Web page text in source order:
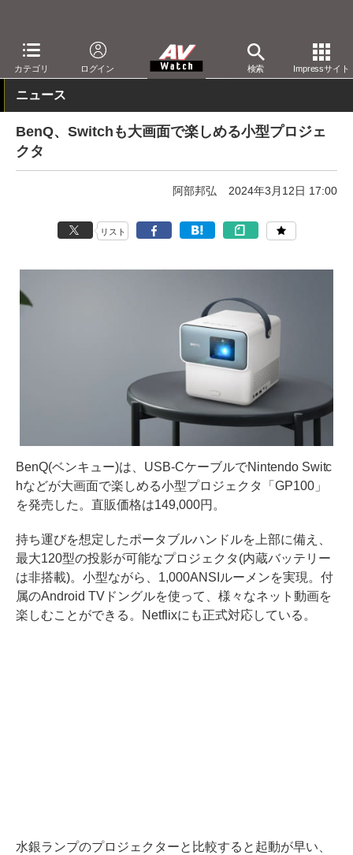
カテゴリ ログイン 検索 Impressサイト
AV Watch 製品 プロジェクタ BenQ
ニュース
BenQ、Switchも大画面で楽しめる小型プロジェ
クタ
阿部邦弘 2024年3月12日 17:00
リスト
BenQ(ベンキュー)は、USB-CケーブルでNintendo Switc
hなどが大画面で楽しめる小型プロジェクタ「GP100」
を発売した。直販価格は149,000円。
持ち運びを想定したポータブルハンドルを上部に備え、
最大120型の投影が可能なプロジェクタ(内蔵バッテリー
は非搭載)。小型ながら、1,000ANSIルーメンを実現。付
属のAndroid TVドングルを使って、様々なネット動画を
楽しむことができる。Netflixにも正式対応している。
水銀ランプのプロジェクターと比較すると起動が早い、